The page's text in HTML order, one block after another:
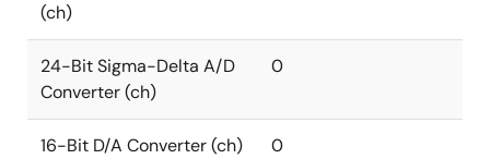
(ch)
24-Bit Sigma-Delta A/D
Converter (ch)
0
16-Bit D/A Converter (ch) 0